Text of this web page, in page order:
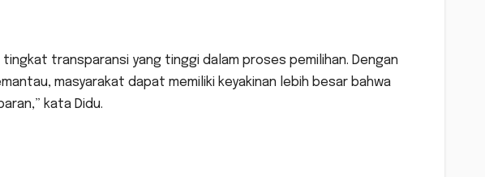
transparansi yang tinggi dalam proses pemilihan. Dengan
masyarakat dapat memiliki keyakinan lebih besar bahwa
kata Didu.